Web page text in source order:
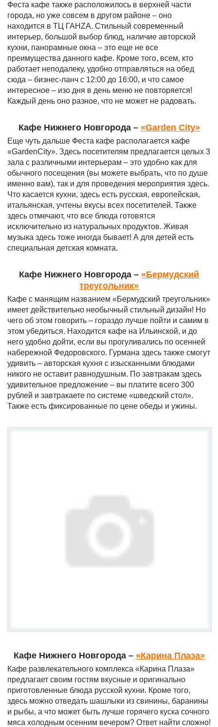
Феста кафе также расположилось в верхней части
города, но уже совсем в другом районе – оно
находится в ТЦ ГАНZА. Стильный современный
интерьер, большой выбор блюд, наличие авторской
кухни, панорамные окна – это еще не все
преимущества данного кафе. Кроме того, всем, кто
работает неподалеку, удобно отправляться на обед
сюда – бизнес-ланч с 12:00 до 16:00, и что самое
интересное – изо дня в день меню не повторяется!
Каждый день оно разное, что не может не радовать.
Кафе Нижнего Новгорода – «Garden City»
Еще чуть дальше Феста кафе располагается кафе
«GardenCity». Здесь посетителям предлагается целых 3
зала с различными интерьерам – это удобно как для
обычного посещения (вы можете выбрать, что по душе
именно вам), так и для проведения мероприятия здесь.
Что касается кухни, здесь есть русская, европейская,
итальянская, учтены вкусы всех посетителей. Также
здесь отмечают, что все блюда готовятся
исключительно из натуральных продуктов. Живая
музыка здесь тоже иногда бывает! А для детей есть
специальная детская комната.
Кафе Нижнего Новгорода – «Бермудский
треугольник»
Кафе с манящим названием «Бермудский треугольник»
имеет действительно необычный стильный дизайн! Но
чего об этом говорить – гораздо лучше пойти и самим в
этом убедиться. Находится кафе на Ильинской, и до
него удобно дойти, если вы прогуливались по осенней
набережной Федоровского. Гурмана здесь также смогут
удивить – авторская кухня с изысканными блюдами
никого не оставит равнодушным. По завтракам здесь
удивительное предложение – вы платите всего 300
рублей и завтракаете по системе «шведский стол».
Также есть фиксированные по цене обеды и ужины.
Кафе Нижнего Новгорода – «Карина Плаза»
Кафе развлекательного комплекса «Карина Плаза»
предлагает своим гостям вкусные и оригинально
приготовленные блюда русской кухни. Кроме того,
здесь можно отведать шашлыки из свинины, баранины
и рыбы, а что может быть лучше горячего куска сочного
мяса холодным осенним вечером? Ответ найти сложно!